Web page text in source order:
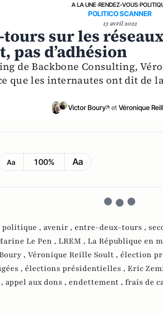
A LA UNE›RENDEZ-VOUS›
POLITICO SCANNER
13 avril 2022
sur les
pas d’adhésion
de Backbone Consulting,
que les internautes ont dit de
Victor Boury et Véronique
Aa 100% Aa
politique , avenir , entre-deux-tours ,
Le Pen , LREM , La République en
, Véronique Reille Soult , élection
, élections présidentielles , Eric
appel aux dons , endettement , frais de